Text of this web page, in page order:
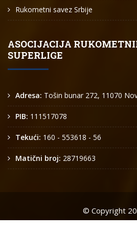
Rukometni savez Srbije
ASOCIJACIJA
SUPERLIGE
Adresa: Tošin bunar 272, 11070
PIB: 111517078
Tekući: 160 - 553618 - 56
Matični broj: 28719663
© Copyright
Arkus liga